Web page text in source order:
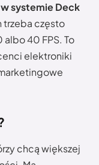
systemie Deck
trzeba często
40 FPS. To
elektroniki
chcą większej